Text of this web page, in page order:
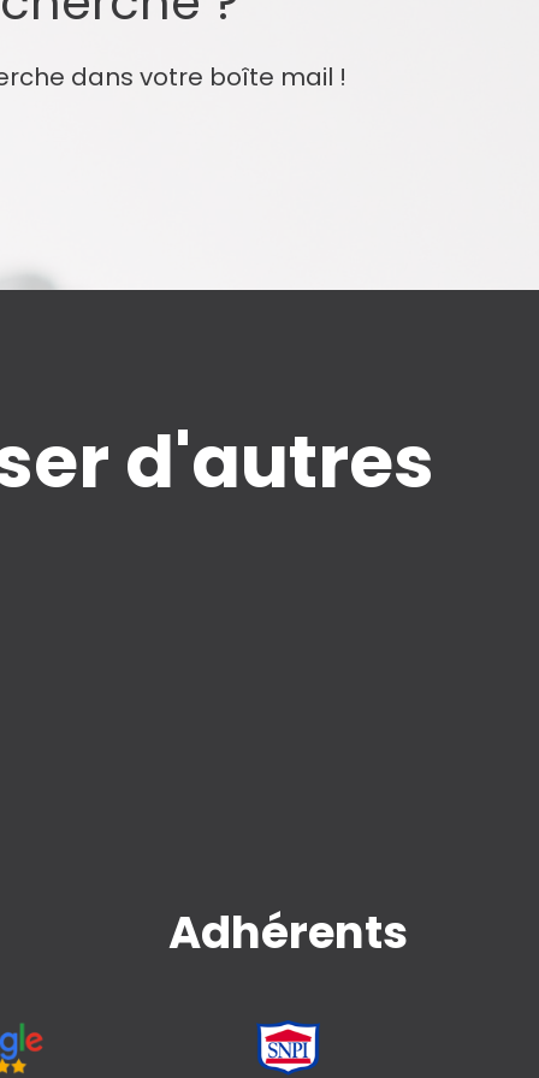
dans votre boîte mail !
d'autres
Adhérents